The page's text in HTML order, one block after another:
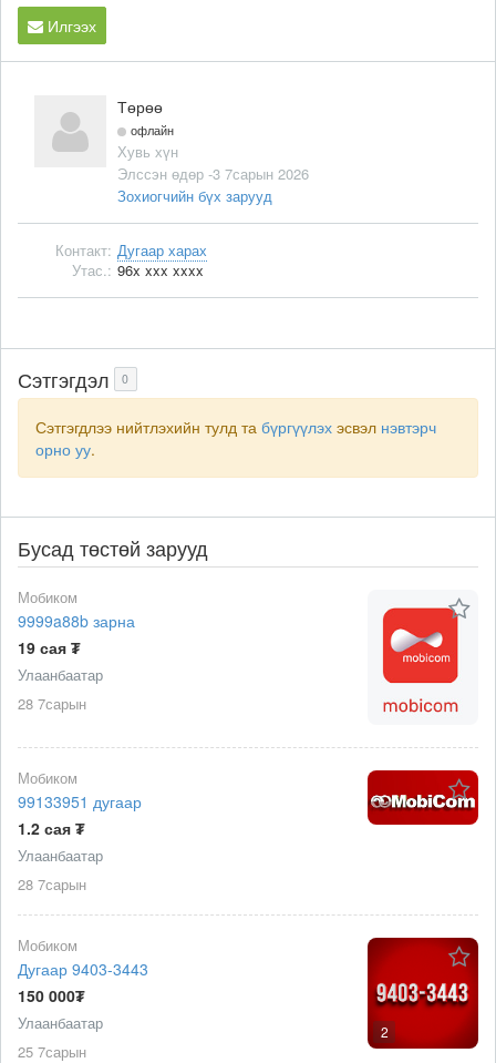
Илгээх
Төрөө
офлайн
Хувь хүн
Элссэн өдөр -3 7сарын 2026
Зохиогчийн бүх зарууд
Контакт: Дугаар харах
Утас.: 96x xxx xxxx
Сэтгэгдэл 0
Сэтгэгдлээ нийтлэхийн тулд та бүргүүлэх эсвэл нэвтэрч
орно уу.
Бусад төстөй зарууд
Мобиком
9999a88b зарна
19 сая ₮
Улаанбаатар
28 7сарын
Мобиком
99133951 дугаар
1.2 сая ₮
Улаанбаатар
28 7сарын
2
Мобиком
Дугаар 9403-3443
150 000₮
Улаанбаатар
25 7сарын